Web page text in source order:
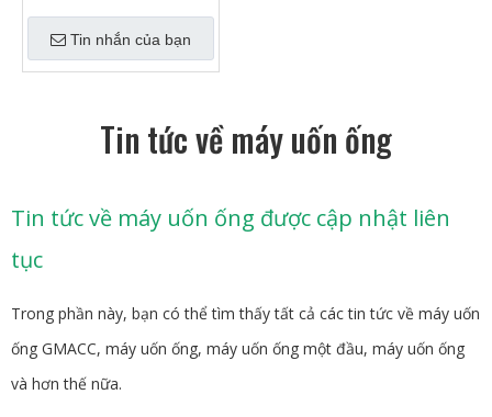
Tin nhắn của bạn
Tin tức về máy uốn ống
Tin tức về máy uốn ống được cập nhật liên
tục
Trong phần này, bạn có thể tìm thấy tất cả các tin tức về máy uốn
ống GMACC, máy uốn ống, máy uốn ống một đầu, máy uốn ống
và hơn thế nữa.